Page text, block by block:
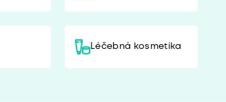
Léčebná kosmetika